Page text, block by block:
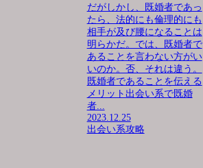
だがしかし、既婚者であっ
たら、法的にも倫理的にも
相手が及び腰になることは
明らかだ。では、既婚者で
あることを言わない方がい
いのか。否、それは違う。
既婚者であることを伝える
メリット出会い系で既婚
者...
2023.12.25
出会い系攻略